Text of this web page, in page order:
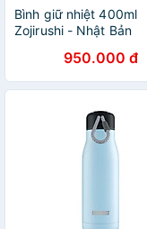
Bình giữ nhiệt 400ml
Zojirushi - Nhật Bản
950.000 đ